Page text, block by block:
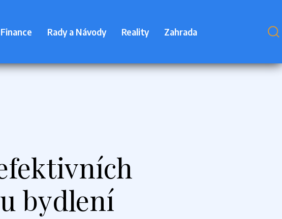
Finance Rady a Návody Reality Zahrada
bydlení